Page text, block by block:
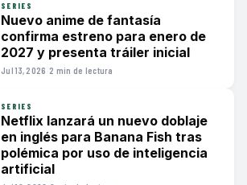
SERIES
Nuevo anime de fantasía
confirma estreno para enero de
2027 y presenta tráiler inicial
Jul 13, 2026 ·2 min de lectura
SERIES
Netflix lanzará un nuevo doblaje
en inglés para Banana Fish tras
polémica por uso de inteligencia
artificial